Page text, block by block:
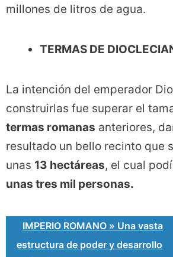
millones de litros de agua.
TERMAS DE
La intención del emperador
construirlas fue superar el
termas romanas anteriores,
resultado un bello recinto que
unas 13 hectáreas, el cual
unas tres mil personas.
IMPERIO ROMANO » Una vasta
estructura de poder y desarrollo